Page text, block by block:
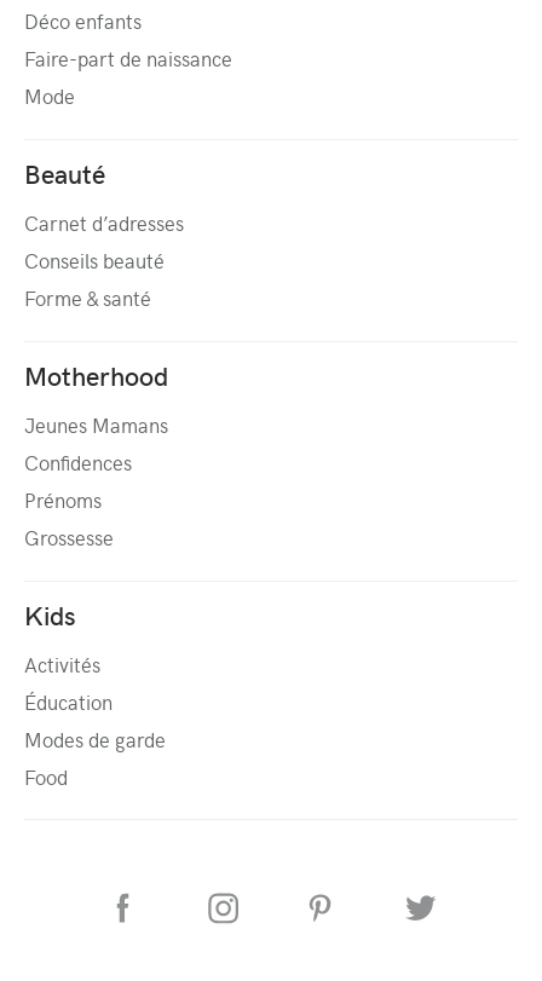
Déco enfants
Faire-part de naissance
Mode
Beauté
Carnet d’adresses
Conseils beauté
Forme & santé
Motherhood
Jeunes Mamans
Confidences
Prénoms
Grossesse
Kids
Activités
Éducation
Modes de garde
Food